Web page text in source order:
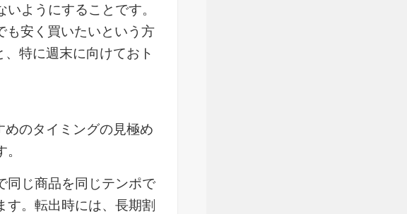
ようにすることです。
も安く買いたいという方
、特に週末に向けておト
めのタイミングの見極め
同じ商品を同じテンポで
。転出時には、長期割